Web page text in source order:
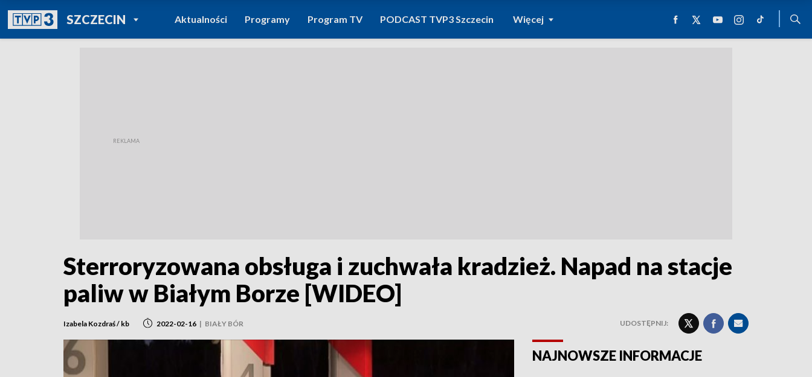
SZCZECINPOWRÓT DO
TVP REGIONY
Aktualności Programy Program TV PODCAST TVP3 Szczecin Więcej
Sterroryzowana obsługa i zuchwała kradzież. Napad na stacje
paliw w Białym Borze [WIDEO]
Izabela Kozdraś / kb 2022-02-16 | BIAŁY BÓR UDOSTĘPNIJ:
NAJNOWSZE INFORMACJE